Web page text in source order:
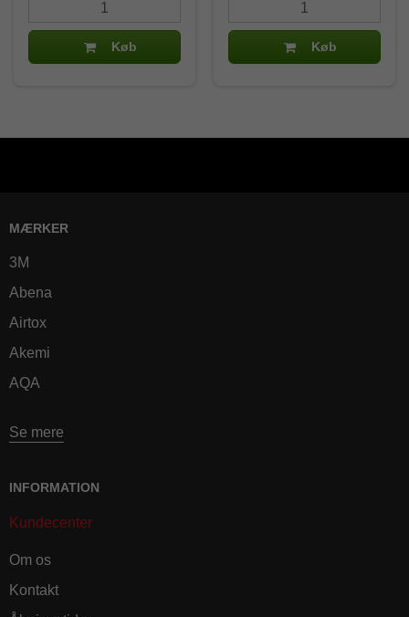
Køb Køb
MÆRKER
3M
Abena
Airtox
Akemi
AQA
Se mere
INFORMATION
Kundecenter
Om os
Kontakt